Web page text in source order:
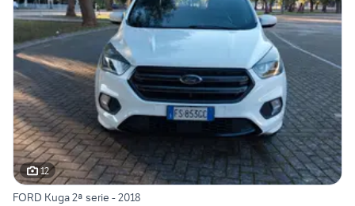
12
FORD Kuga 2ª serie - 2018